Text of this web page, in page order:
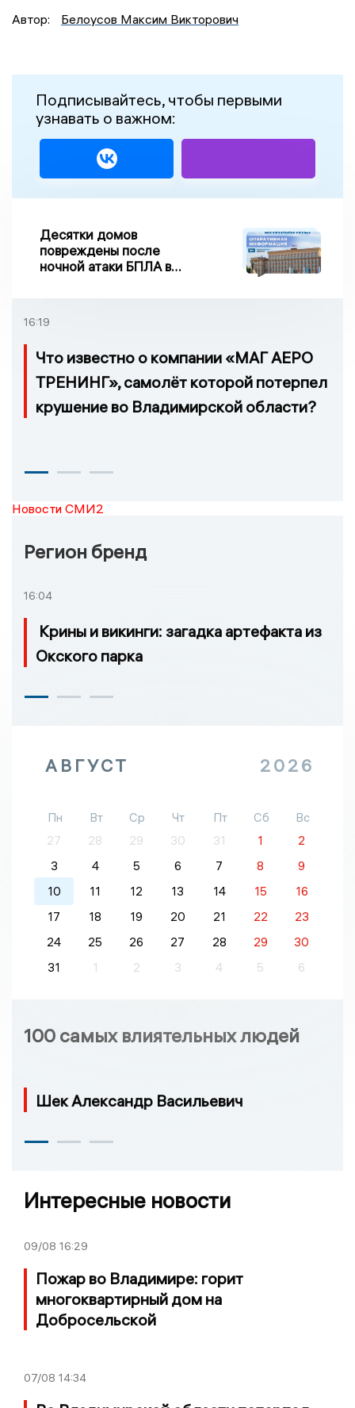
Автор:
Белоусов Максим Викторович
Подписывайтесь, чтобы первыми
узнавать о важном:
Десятки домов
повреждены после
ночной атаки БПЛА в
16:19
Что известно о компании «МАГ АЕРО
ТРЕНИНГ», самолёт которой потерпел
крушение во Владимирской области?
Новости СМИ2
Регион бренд
16:04
Крины и викинги: загадка артефакта из
Окского парка
АВГУСТ 2026
Пн Вт Ср Чт Пт Сб
Вс
27
28 29 30 31 1
2
3
4 5 6 7 8
9
10
11 12 13 14 15
16
17
18 19 20 21 22
23
24
25 26 27 28 29
30
31
1 2 3 4 5 6
100 самых влиятельных людей
Шек Александр Васильевич
Интересные новости
09/08 16:29
Пожар во Владимире: горит
многоквартирный дом на
Добросельской
07/08 14:34